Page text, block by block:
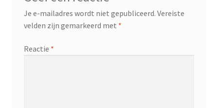
Je e-mailadres wordt niet gepubliceerd. Vereiste
velden zijn gemarkeerd met *
Reactie *